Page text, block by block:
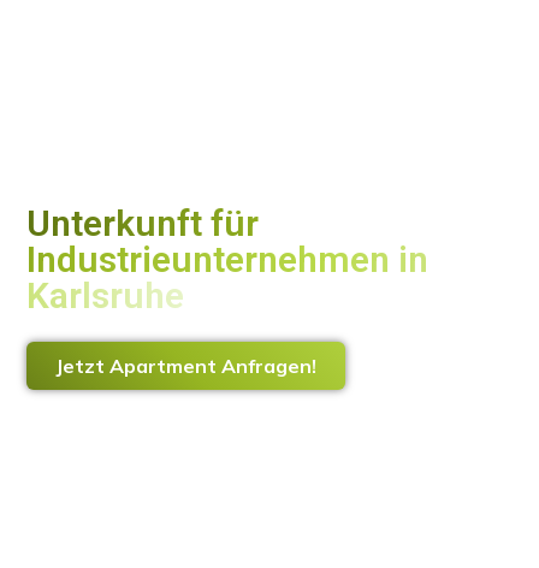
Unterkunft für
Industrieunternehmen in
Karlsruhe
Jetzt Apartment Anfragen!